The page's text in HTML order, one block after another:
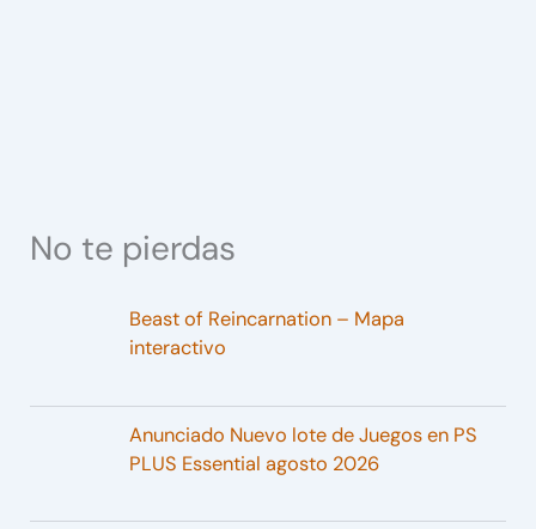
No te pierdas
Beast of Reincarnation – Mapa
interactivo
Anunciado Nuevo lote de Juegos en PS
PLUS Essential agosto 2026